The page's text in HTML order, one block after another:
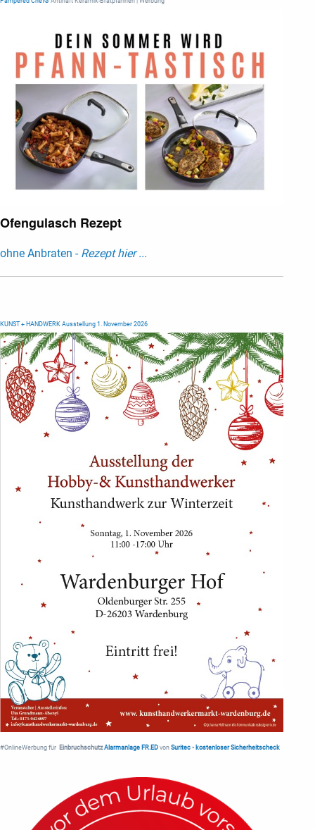
Ofengulasch Rezept
ohne Anbraten - Rezept hier ...
KUNST + HANDWERK Ausstellung 1. November 2026
#OnlineWerbung für Einbruchschutz Alarmanlage FR.ED von Suritec • kostenloser Sicherheitscheck